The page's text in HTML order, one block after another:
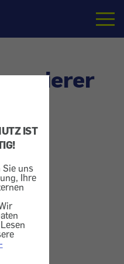
IST
Sie uns
Ihre